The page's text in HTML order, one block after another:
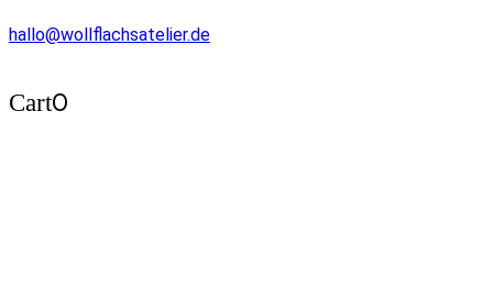
hallo@wollflachsatelier.de
Cart0